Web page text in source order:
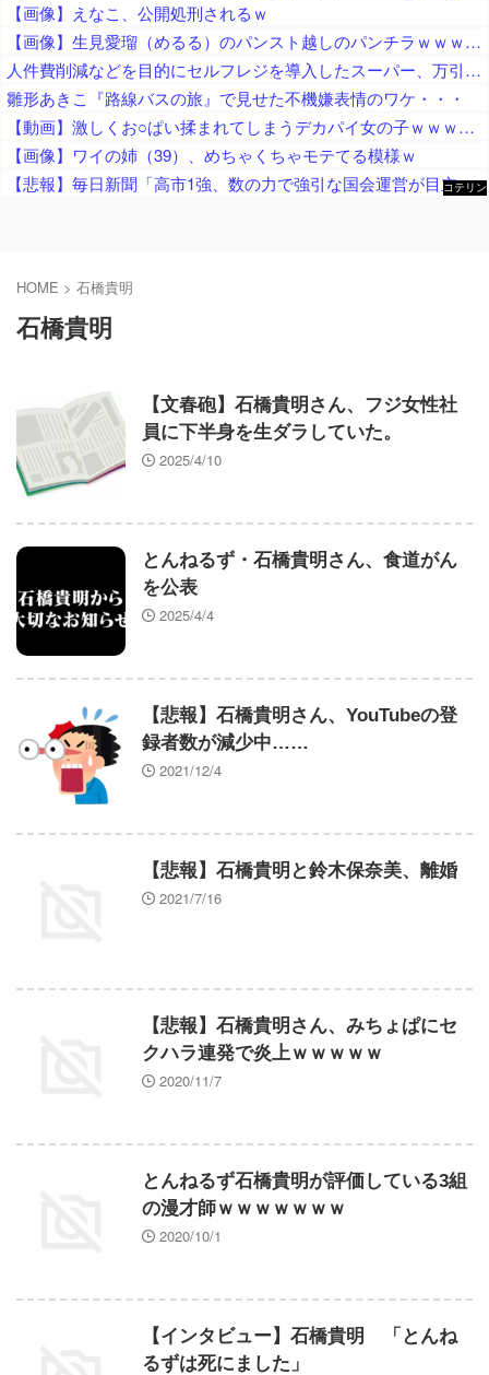
【画像】えなこ、公開処刑されるｗ
【画像】生見愛瑠（めるる）のパンスト越しのパンチラｗｗｗｗｗ
人件費削減などを目的にセルフレジを導入したスーパー、万引き被害が急増 被害額は推定約５００万円
雛形あきこ『路線バスの旅』で見せた不機嫌表情のワケ・・・
【動画】激しくお○ぱい揉まれてしまうデカパイ女の子ｗｗｗｗｗｗｗｗ
【画像】ワイの姉（39）、めちゃくちゃモテてる模様ｗ
【悲報】毎日新聞「高市1強、数の力で強引な国会運営が目立つ！」→ 松井一郎氏「選挙で圧勝したから公約実現は当然でしょ？」ｗｗｗｗｗｗｗｗｗｗｗｗｗｗ
コテリン
HOME > 石橋貴明
石橋貴明
【文春砲】石橋貴明さん、フジ女性社
員に下半身を生ダラしていた。
2025/4/10
とんねるず・石橋貴明さん、食道がん
を公表
2025/4/4
【悲報】石橋貴明さん、YouTubeの登
録者数が減少中……
2021/12/4
【悲報】石橋貴明と鈴木保奈美、離婚
2021/7/16
【悲報】石橋貴明さん、みちょぱにセ
クハラ連発で炎上ｗｗｗｗｗ
2020/11/7
とんねるず石橋貴明が評価している3組
の漫才師ｗｗｗｗｗｗｗ
2020/10/1
【インタビュー】石橋貴明 「とんね
るずは死にました」